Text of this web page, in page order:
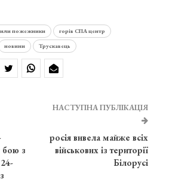
пожежники
горів СПА центр
новини Трускавець
бою з
НАСТУПНА ПУБЛІКАЦІЯ
росія вивела майже всіх
військових із території
Білорусі